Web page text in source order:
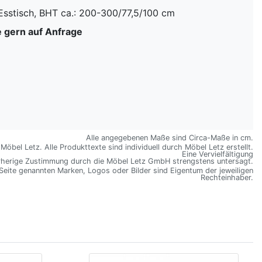
BHT ca.: 200-300/77,5/100 cm
auf Anfrage
Alle angegebenen Maße sind Circa-Maße in cm.
Letz. Alle Produkttexte sind individuell durch Möbel Letz erstellt.
Eine Vervielfältigung
Zustimmung durch die Möbel Letz GmbH strengstens untersagt.
genannten Marken, Logos oder Bilder sind Eigentum der jeweiligen
Rechteinhaber.